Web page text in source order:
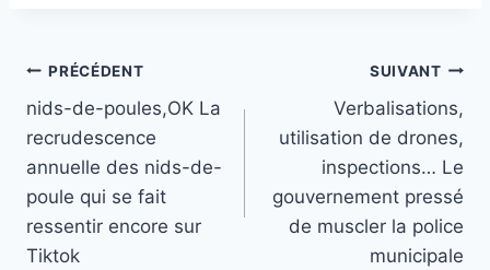
Navigation
de
l’article
PRÉCÉDENT
nids-de-poules,OK La
recrudescence
annuelle des nids-de-
poule qui se fait
ressentir encore sur
Tiktok
SUIVANT
Verbalisations,
utilisation de drones,
inspections… Le
gouvernement pressé
de muscler la police
municipale